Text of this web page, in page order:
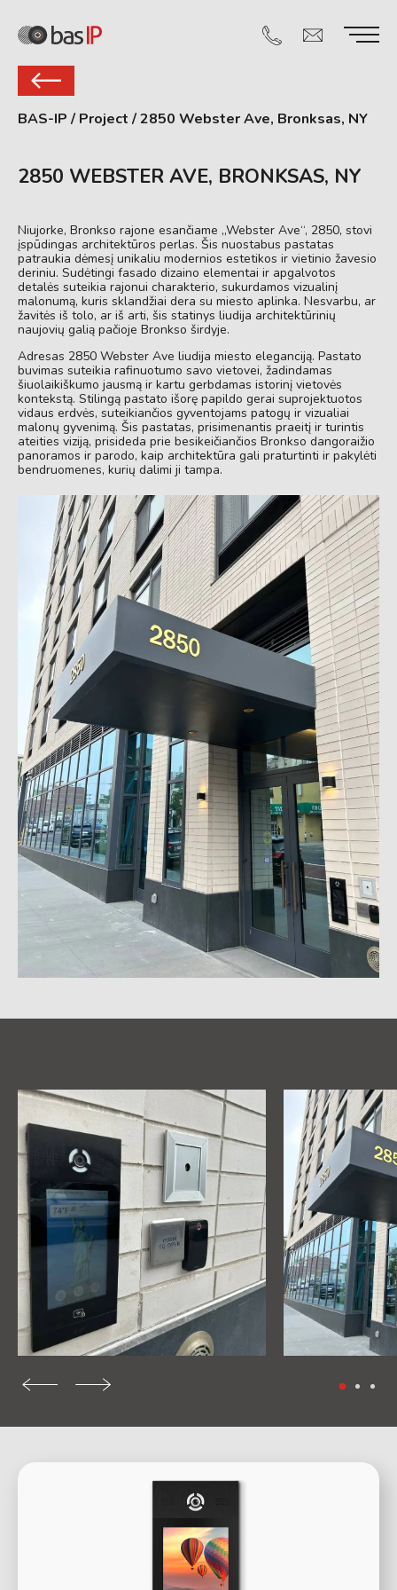
BAS-IP / Project /2850 Webster Ave, Bronksas, NY
2850 WEBSTER AVE, BRONKSAS, NY
Niujorke, Bronkso rajone esančiame „Webster Ave“, 2850, stovi
įspūdingas architektūros perlas. Šis nuostabus pastatas
patraukia dėmesį unikaliu modernios estetikos ir vietinio žavesio
deriniu. Sudėtingi fasado dizaino elementai ir apgalvotos
detalės suteikia rajonui charakterio, sukurdamos vizualinį
malonumą, kuris sklandžiai dera su miesto aplinka. Nesvarbu, ar
žavitės iš tolo, ar iš arti, šis statinys liudija architektūrinių
naujovių galią pačioje Bronkso širdyje.
Adresas 2850 Webster Ave liudija miesto eleganciją. Pastato
buvimas suteikia rafinuotumo savo vietovei, žadindamas
šiuolaikiškumo jausmą ir kartu gerbdamas istorinį vietovės
kontekstą. Stilingą pastato išorę papildo gerai suprojektuotos
vidaus erdvės, suteikiančios gyventojams patogų ir vizualiai
malonų gyvenimą. Šis pastatas, prisimenantis praeitį ir turintis
ateities viziją, prisideda prie besikeičiančios Bronkso dangoraižio
panoramos ir parodo, kaip architektūra gali praturtinti ir pakylėti
bendruomenes, kurių dalimi ji tampa.